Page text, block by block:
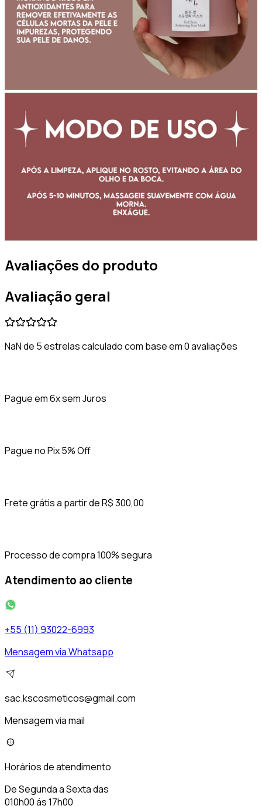
Avaliações do produto
Avaliação geral
NaN de 5 estrelas calculado com base em 0 avaliações
Pague em 6x sem Juros
Pague no Pix 5% Off
Frete grátis a partir de R$ 300,00
Processo de compra 100% segura
Atendimento ao cliente
+55 (11) 93022-6993
Mensagem via Whatsapp
sac.kscosmeticos@gmail.com
Mensagem via mail
Horários de atendimento
De Segunda a Sexta das
010h00 ás 17h00